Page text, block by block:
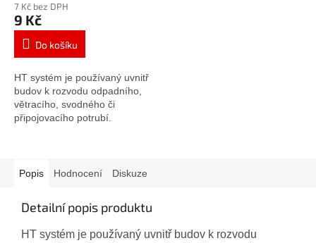
7 Kč bez DPH
9 Kč
Do košíku
HT systém je používaný uvnitř
budov k rozvodu odpadního,
větracího, svodného či
připojovacího potrubí.
Popis Hodnocení Diskuze
Detailní popis produktu
HT systém je používaný uvnitř budov k rozvodu